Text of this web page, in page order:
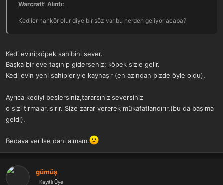
nankördür tanımı da hep bu sebeplerden gelmiştir.
Ben ikisini de besledim. İkisi de kendine göre harikulade varlıklardır.
Warcraft' Alıntı:
Kediler nankör olur diye bir söz var bu nerden geliyor acaba?
Kedi evini;köpek sahibini sever.
Başka bir eve taşınıp giderseniz; köpek sizle gelir.
Kedi evin yeni sahipleriyle kaynaşır (en azından bizde öyle oldu).
Ayrıca kediyi beslersiniz,tararsınız,seversiniz
o sizi tırmalar,ısırır. Size zarar vererek mükafatlandırır.(bu da başıma
geldi).
Bedava verilse dahi almam.
gümüş
Kayıtlı Üye